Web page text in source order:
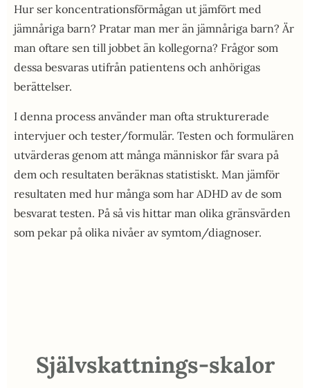
Hur ser koncentrationsförmågan ut jämfört med
jämnåriga barn? Pratar man mer än jämnåriga barn? Är
man oftare sen till jobbet än kollegorna? Frågor som
dessa besvaras utifrån patientens och anhörigas
berättelser.
I denna process använder man ofta strukturerade
intervjuer och tester/formulär. Testen och formulären
utvärderas genom att många människor får svara på
dem och resultaten beräknas statistiskt. Man jämför
resultaten med hur många som har ADHD av de som
besvarat testen. På så vis hittar man olika gränsvärden
som pekar på olika nivåer av symtom/diagnoser.
Självskattnings-skalor